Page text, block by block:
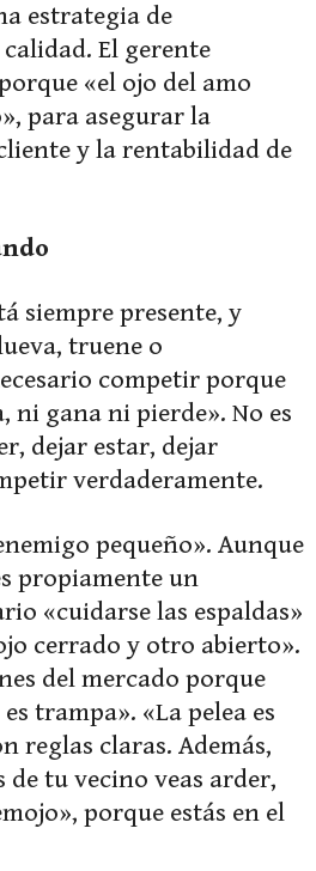
estrategia de
El gerente
«el ojo del amo
para asegurar la
y la rentabilidad de
siempre presente, y
truene o
competir porque
ni gana ni pierde». No es
dejar estar, dejar
verdaderamente.
pequeño». Aunque
propiamente un
«cuidarse las espaldas»
cerrado y otro abierto».
del mercado porque
trampa». «La pelea es
reglas claras. Además,
de tu vecino veas arder,
porque estás en el